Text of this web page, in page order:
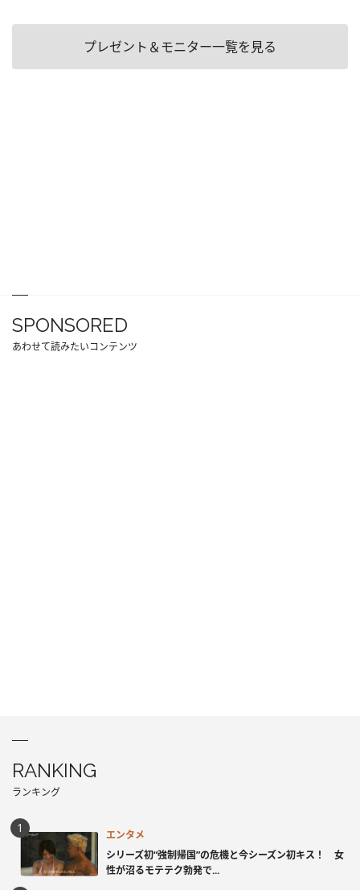
プレゼント＆モニター一覧を見る
SPONSORED
あわせて読みたいコンテンツ
RANKING
ランキング
エンタメ
シリーズ初“強制帰国”の危機と今シーズン初キス！ 女
性が沼るモテテク勃発で...